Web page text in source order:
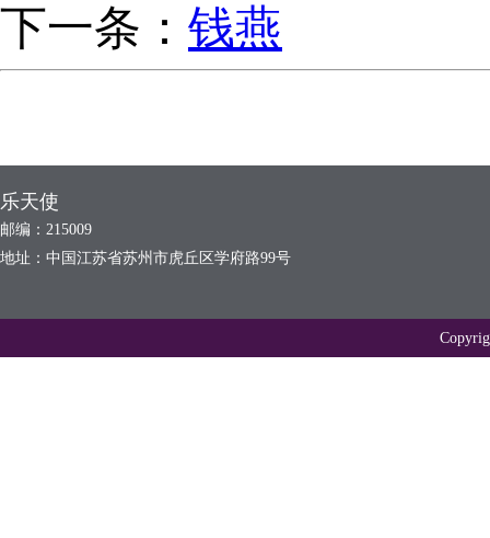
下一条： 钱燕
乐天使
邮编：215009
地址：中国江苏省苏州市虎丘区学府路99号